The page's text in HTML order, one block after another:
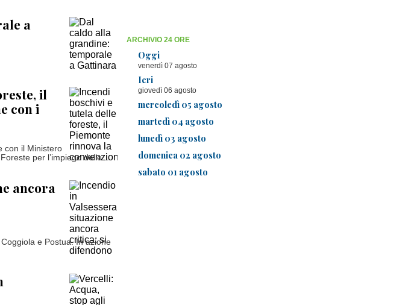
ARCHIVIO 24 ORE
Oggi
venerdì 07 agosto
Ieri
giovedì 06 agosto
mercoledì 05 agosto
martedì 04 agosto
lunedì 03 agosto
domenica 02 agosto
sabato 01 agosto
a
il
con i
con il Ministero
per l’impiego delle...
ancora
e Postua. In azione